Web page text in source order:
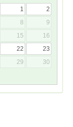
1
2
8
9
15
16
22
23
29
30